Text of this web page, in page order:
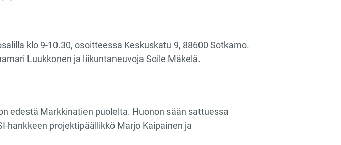
klo 9-10.30​, osoitteessa Keskuskatu 9, 88600 Sotkamo.
Luukkonen ja liikuntaneuvoja Soile Mäkelä.
edestä Markkinatien puolelta. Huonon sään sattuessa
hankkeen projektipäällikkö Marjo Kaipainen ja